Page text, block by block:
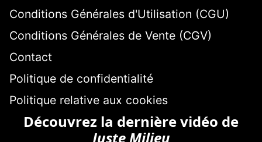
Conditions Générales d'Utilisation (CGU)
Conditions Générales de Vente (CGV)
Contact
Politique de confidentialité
Politique relative aux cookies
Découvrez la dernière vidéo de
Juste Milieu